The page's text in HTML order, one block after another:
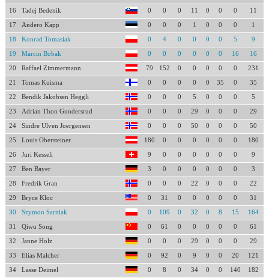
16 Tadej Bedenik 0 0 0 11 0 0 0 11
17 Andero Kapp 0 0 0 1 0 0 0 1
18 Konrad Tomasiak 0 4 0 0 0 0 5 9
19 Marcin Bobak 0 0 0 0 0 0 16 16
20 Raffael Zimmermann 79 152 0 0 0 0 0 231
21 Tomas Kuisma 0 0 0 0 0 35 0 35
22 Bendik Jakobsen Heggli 0 0 0 5 0 0 0 5
23 Adrian Thon Gundersrud 0 0 0 29 0 0 0 29
24 Sindre Ulven Joergensen 0 0 0 50 0 0 0 50
25 Louis Obersteiner 180 0 0 0 0 0 0 180
26 Juri Kesseli 9 0 0 0 0 0 0 9
27 Ben Bayer 3 0 0 0 0 0 0 3
28 Fredrik Gran 0 0 0 22 0 0 0 22
29 Bryce Kloc 0 31 0 0 0 0 0 31
30 Szymon Sarniak 0 109 0 32 0 8 15 164
31 Qiwu Song 0 61 0 0 0 0 0 61
32 Janne Holz 0 0 0 29 0 0 0 29
33 Elias Malcher 0 92 0 9 0 0 20 121
34 Lasse Deimel 0 8 0 34 0 0 140 182